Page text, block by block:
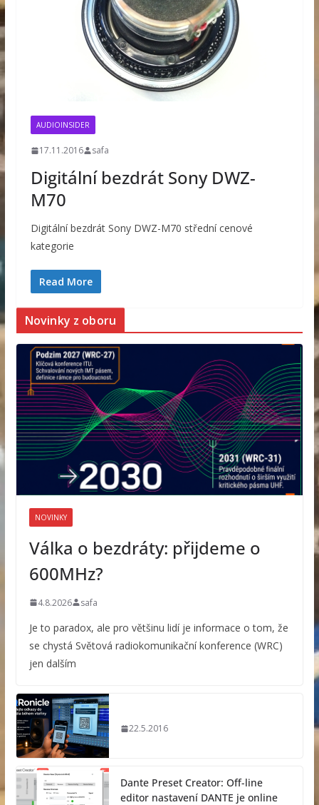
AUDIOINSIDER
17.11.2016 safa
Digitální bezdrát Sony DWZ-
M70
Digitální bezdrát Sony DWZ-M70 střední cenové
kategorie
Read More
Novinky z oboru
NOVINKY
Válka o bezdráty: přijdeme o
600MHz?
4.8.2026 safa
Je to paradox, ale pro většinu lidí je informace o tom, že
se chystá Světová radiokomunikační konference (WRC)
jen dalším
22.5.2016
Dante Preset Creator: Off-line
editor nastavení DANTE je online